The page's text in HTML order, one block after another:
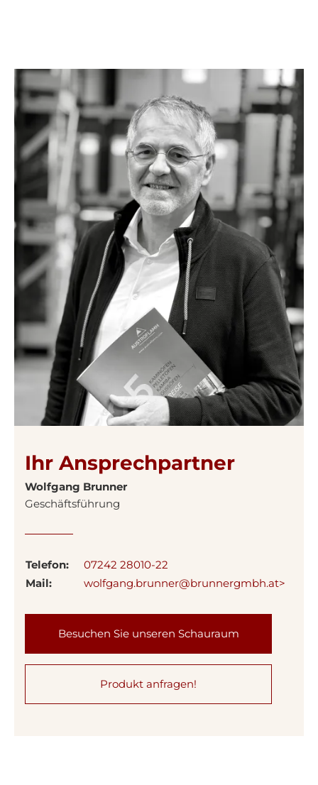
Ihr Ansprechpartner
Wolfgang Brunner
Geschäftsführung
Telefon:
07242 28010-22
Mail:
wolfgang.brunner@brunnergmbh.at>
Besuchen Sie unseren Schauraum
Produkt anfragen!